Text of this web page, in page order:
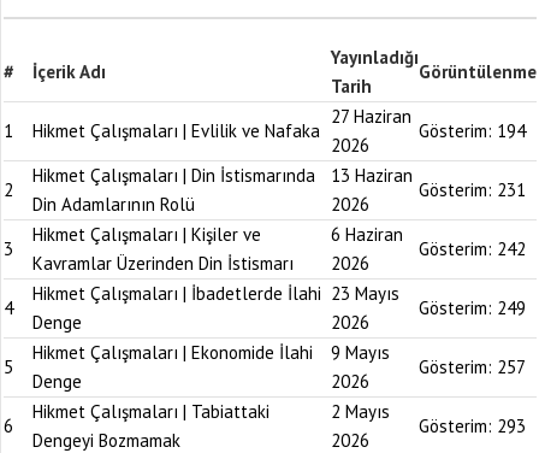
# İçerik Adı
Yayınladığı
Tarih
Görüntülenme
1 Hikmet Çalışmaları | Evlilik ve Nafaka
27 Haziran
2026
Gösterim: 194
2
Hikmet Çalışmaları | Din İstismarında
Din Adamlarının Rolü
13 Haziran
2026
Gösterim: 231
3
Hikmet Çalışmaları | Kişiler ve
Kavramlar Üzerinden Din İstismarı
6 Haziran
2026
Gösterim: 242
4
Hikmet Çalışmaları | İbadetlerde İlahi
Denge
23 Mayıs
2026
Gösterim: 249
5
Hikmet Çalışmaları | Ekonomide İlahi
Denge
9 Mayıs
2026
Gösterim: 257
6
Hikmet Çalışmaları | Tabiattaki
Dengeyi Bozmamak
2 Mayıs
2026
Gösterim: 293